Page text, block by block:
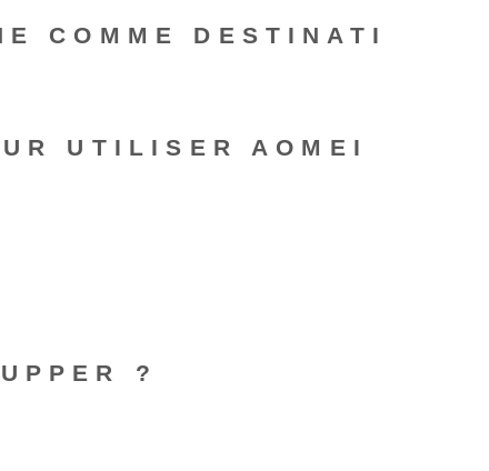
COMME DESTINATI
UTILISER AOMEI
?